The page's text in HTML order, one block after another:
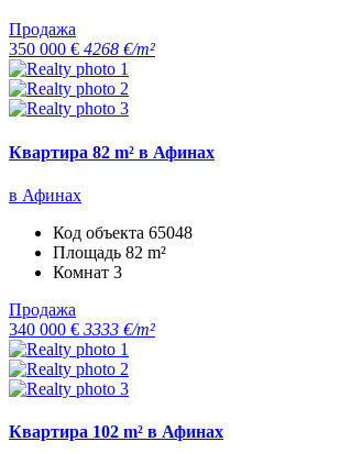
Продажа
350 000 € 4268 €/m²
Квартира 82 m² в Афинах
в Афинах
Код объекта 65048
Площадь 82 m²
Комнат 3
Продажа
340 000 € 3333 €/m²
Квартира 102 m² в Афинах